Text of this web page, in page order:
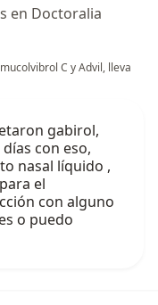
en Doctoralia
C y Advil, lleva
gabirol,
con eso,
nasal líquido ,
el
con alguno
o puedo